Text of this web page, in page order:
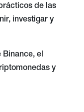
de las
investigar y
Binance, el
y